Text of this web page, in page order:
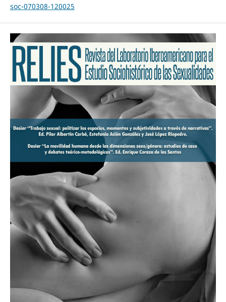
soc-070308-120025